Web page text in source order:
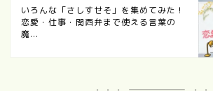
いろんな「さしすせそ」を集めてみた！
恋愛・仕事・関西弁まで使える言葉の
魔...